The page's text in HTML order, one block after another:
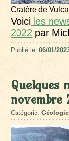
Cratère de
Voici les
2022 par
Publié le:06/01/
Quelques
novembre
Catégorie:Géologie